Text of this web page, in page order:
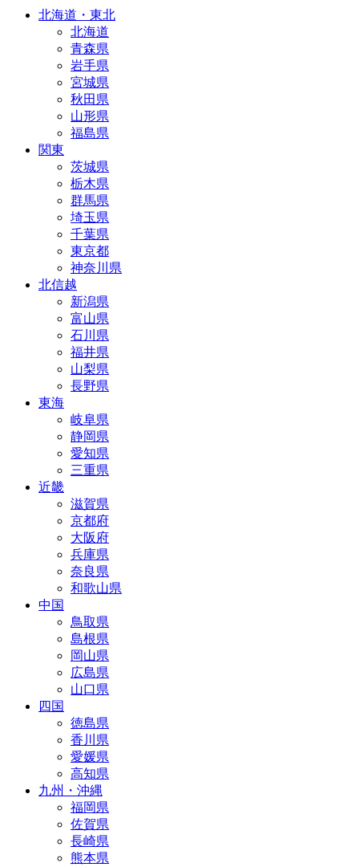
北海道・東北
北海道
青森県
岩手県
宮城県
秋田県
山形県
福島県
関東
茨城県
栃木県
群馬県
埼玉県
千葉県
東京都
神奈川県
北信越
新潟県
富山県
石川県
福井県
山梨県
長野県
東海
岐阜県
静岡県
愛知県
三重県
近畿
滋賀県
京都府
大阪府
兵庫県
奈良県
和歌山県
中国
鳥取県
島根県
岡山県
広島県
山口県
四国
徳島県
香川県
愛媛県
高知県
九州・沖縄
福岡県
佐賀県
長崎県
熊本県